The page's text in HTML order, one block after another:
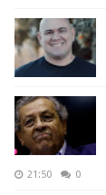
21:50 0